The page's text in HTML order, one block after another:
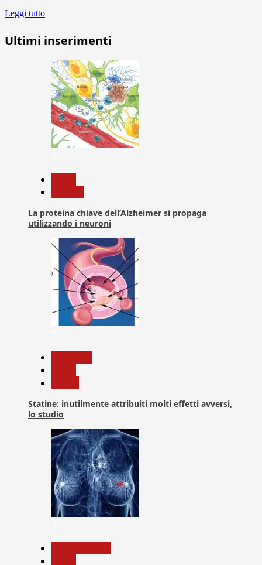
Leggi tutto
Ultimi inserimenti
La proteina chiave dell’Alzheimer si propaga
utilizzando i neuroni
Statine: inutilmente attribuiti molti effetti avversi,
lo studio